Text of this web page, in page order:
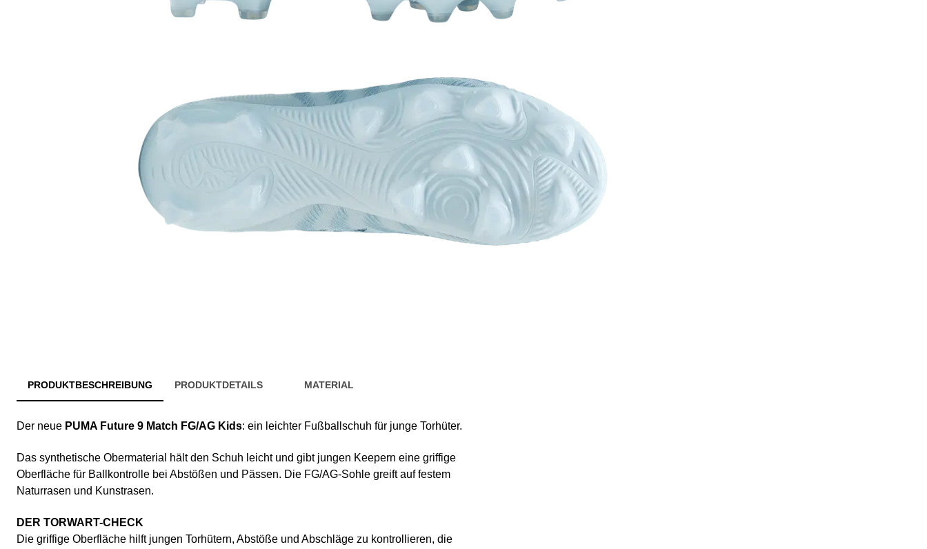
PRODUKTBESCHREIBUNG PRODUKTDETAILS MATERIAL
Der neue PUMA Future 9 Match FG/AG Kids: ein leichter Fußballschuh für junge Torhüter.
Das synthetische Obermaterial hält den Schuh leicht und gibt jungen Keepern eine griffige
Oberfläche für Ballkontrolle bei Abstößen und Pässen. Die FG/AG-Sohle greift auf festem
Naturrasen und Kunstrasen.
DER TORWART-CHECK
Die griffige Oberfläche hilft jungen Torhütern, Abstöße und Abschläge zu kontrollieren, die